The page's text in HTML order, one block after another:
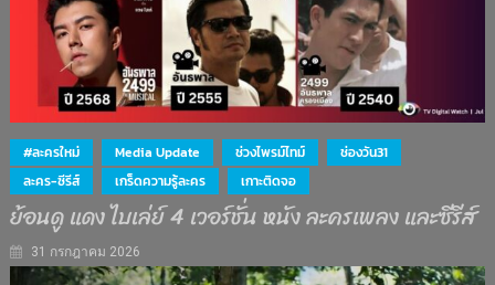
#ละครใหม่ Media Update ช่วงไพรม์ไทม์
ช่องวัน31
ละคร-ซีรีส์
เกร็ดความรู้ละคร เกาะติดจอ
ย้อนดู แดง ไบเล่ย์ 4 เวอร์ชั่น หนัง ละครเพลง และซีรีส์
31 กรกฎาคม 2026